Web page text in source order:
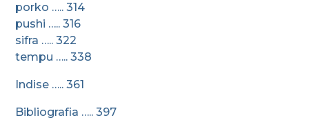
porko ….. 314
pushi ….. 316
sifra ….. 322
tempu ….. 338
Indise ….. 361
Bibliografia ….. 397